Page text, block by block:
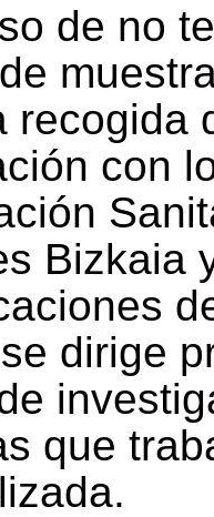
de no
recogida
con
Bizkaia
dirige
que